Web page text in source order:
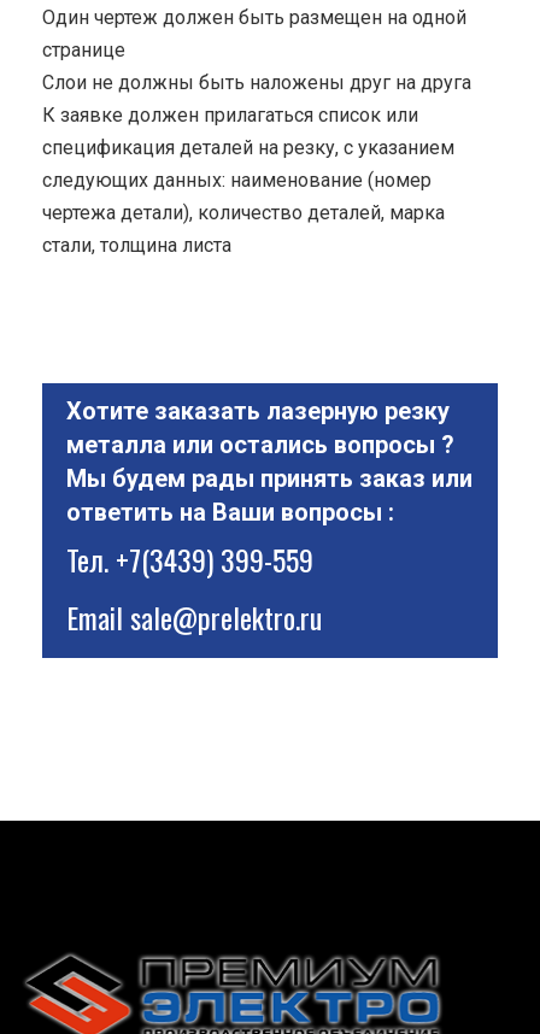
Один чертеж должен быть размещен на одной
странице
Cлои не должны быть наложены друг на друга
К заявке должен прилагаться список или
спецификация деталей на резку, с указанием
следующих данных: наименование (номер
чертежа детали), количество деталей, марка
стали, толщина листа
Хотите заказать лазерную резку
металла или остались вопросы ?
Мы будем рады принять заказ или
ответить на Ваши вопросы :
Тел.+7(3439) 399-559
Emailsale@prelektro.ru